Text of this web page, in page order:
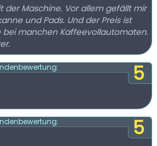
der Maschine. Vor allem gefällt mir
und Pads. Und der Preis ist
bei manchen Kaffeevollautomaten.
5
5